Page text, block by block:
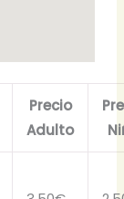
Precio
Adulto